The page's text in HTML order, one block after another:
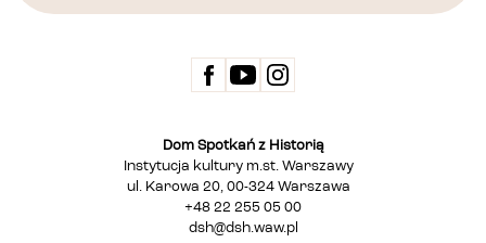
Dom Spotkań z Historią
Instytucja kultury m.st. Warszawy
ul. Karowa 20, 00-324 Warszawa
+48 22 255 05 00
dsh@dsh.waw.pl